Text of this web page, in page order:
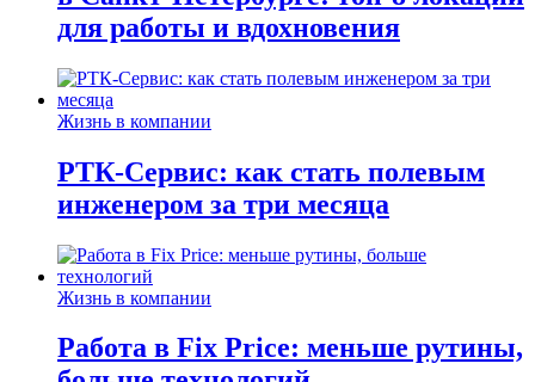
для работы и вдохновения
Жизнь в компании
РТК-Сервис: как стать полевым
инженером за три месяца
Жизнь в компании
Работа в Fix Price: меньше рутины,